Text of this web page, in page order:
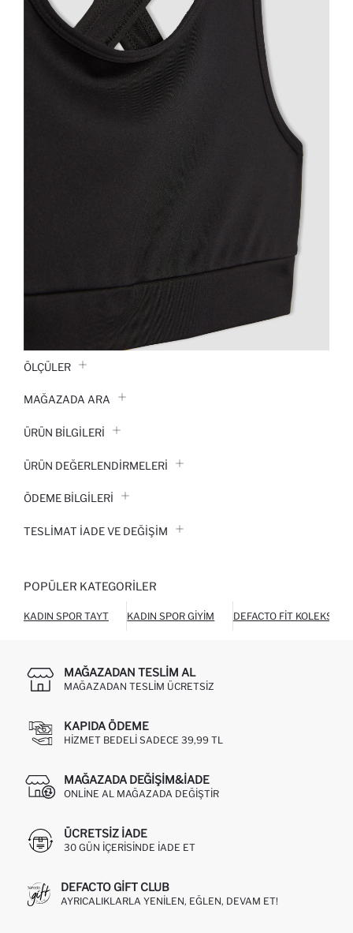
ÖLÇÜLER
MAĞAZADA ARA
ÜRÜN BILGILERI
ÜRÜN DEĞERLENDİRMELERİ
ÖDEME BİLGİLERİ
TESLIMAT İADE VE DEĞIŞIM
POPÜLER KATEGORILER
KADIN SPOR TAYT KADIN SPOR GIYIM DEFACTO FIT
MAĞAZADAN TESLIM AL
MAĞAZADAN TESLIM ÜCRETSIZ
KAPIDA ÖDEME
HIZMET BEDELI SADECE 39,99 TL
MAĞAZADA DEĞIŞIM&İADE
ONLINE AL MAĞAZADA DEĞIŞTIR
ÜCRETSIZ IADE
30 GÜN IÇERISINDE IADE ET
DEFACTO GIFT CLUB
AYRICALIKLARLA YENILEN, EĞLEN, DEVAM ET!